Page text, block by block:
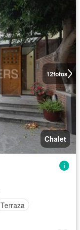
12fotos
Chalet
Terraza